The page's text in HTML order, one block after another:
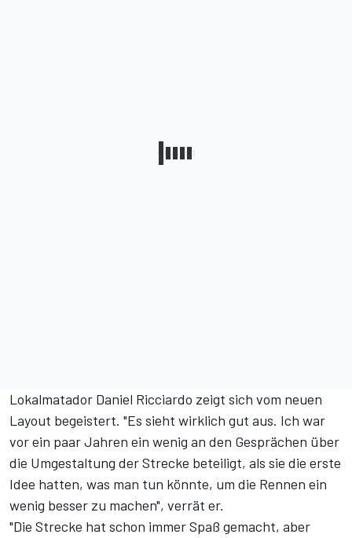
Lokalmatador Daniel Ricciardo zeigt sich vom neuen
Layout begeistert. "Es sieht wirklich gut aus. Ich war
vor ein paar Jahren ein wenig an den Gesprächen über
die Umgestaltung der Strecke beteiligt, als sie die erste
Idee hatten, was man tun könnte, um die Rennen ein
wenig besser zu machen", verrät er.
"Die Strecke hat schon immer Spaß gemacht, aber